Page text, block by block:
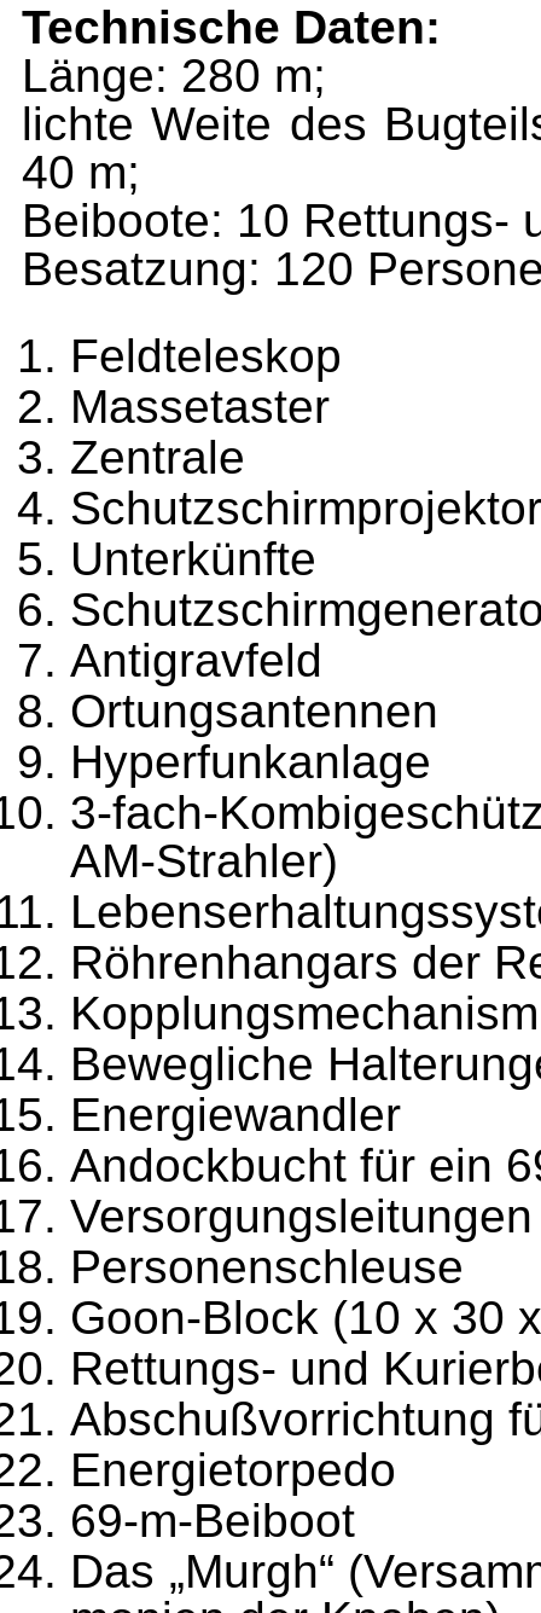
Technische Daten:
Länge: 280 m;
lichteWeite des
40 m;
Beiboote: 10 Rettungs-
Besatzung: 120
Feldteleskop
Massetaster
Zentrale
Schutzschirmprojektor
Unterkünfte
Antigravfeld
Ortungsantennen
Hyperfunkanlage
3-fach-
AM-Strahler)
Röhrenhangars der
Bewegliche
Energiewandler
Andockbucht für ein
Versorgungsleitungen
Personenschleuse
Goon-Block (10 x 30
Rettungs- und
Abschußvorrichtung
Energietorpedo
69-m-Beiboot
Das „Murgh“